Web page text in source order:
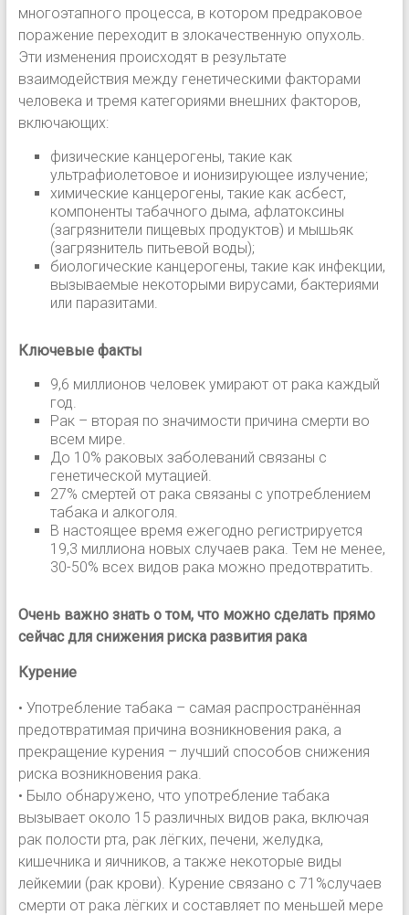
многоэтапного процесса, в котором предраковое
поражение переходит в злокачественную опухоль.
Эти изменения происходят в результате
взаимодействия между генетическими факторами
человека и тремя категориями внешних факторов,
включающих:
физические канцерогены, такие как
ультрафиолетовое и ионизирующее излучение;
химические канцерогены, такие как асбест,
компоненты табачного дыма, афлатоксины
(загрязнители пищевых продуктов) и мышьяк
(загрязнитель питьевой воды);
биологические канцерогены, такие как инфекции,
вызываемые некоторыми вирусами, бактериями
или паразитами.
Ключевые факты
9,6 миллионов человек умирают от рака каждый
год.
Рак – вторая по значимости причина смерти во
всем мире.
До 10% раковых заболеваний связаны с
генетической мутацией.
27% смертей от рака связаны с употреблением
табака и алкоголя.
В настоящее время ежегодно регистрируется
19,3 миллиона новых случаев рака. Тем не менее,
30-50% всех видов рака можно предотвратить.
Очень важно знать о том, что можно сделать прямо
сейчас для снижения риска развития рака
Курение
• Употребление табака – самая распространённая
предотвратимая причина возникновения рака, а
прекращение курения – лучший способов снижения
риска возникновения рака.
• Было обнаружено, что употребление табака
вызывает около 15 различных видов рака, включая
рак полости рта, рак лёгких, печени, желудка,
кишечника и яичников, а также некоторые виды
лейкемии (рак крови). Курение связано с 71%случаев
смерти от рака лёгких и составляет по меньшей мере